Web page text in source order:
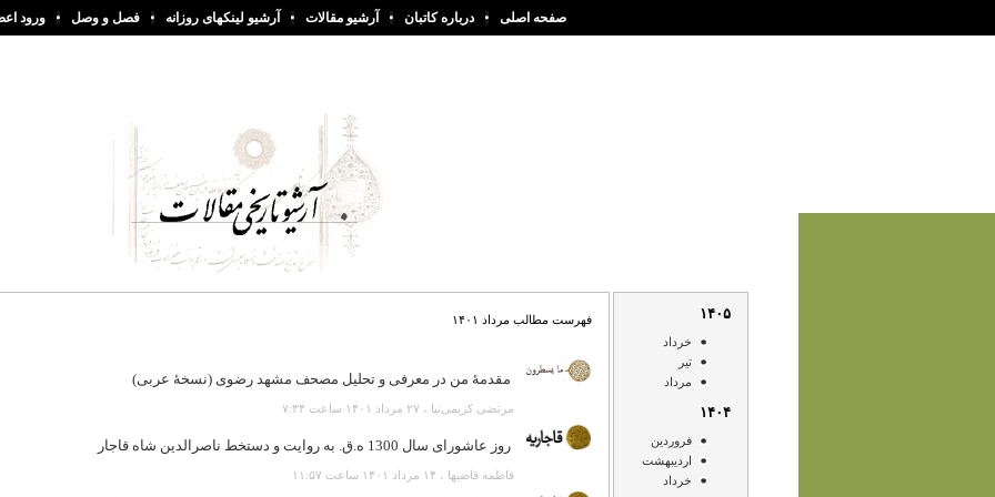
صفحه اصلی درباره کاتبان آرشیو مقالات آرشیو لینکهای روزانه فصل و وصل ورود
۱۴۰۵
خرداد
تير
مرداد
۱۴۰۴
فروردين
ارديبهشت
خرداد
فهرست مطالب مرداد ۱۴۰۱
مقدمۀ من در معرفی و تحلیل مصحف مشهد رضوی (نسخۀ عربی)
مرتضی کریمی‌نیا ، ۲۷ مرداد ۱۴۰۱ ساعت ۷:۳۴
روز عاشورای سال 1300 ه.ق. به روایت و دستخط ناصرالدین شاه قاجار
فاطمه قاضیها ، ۱۴ مرداد ۱۴۰۱ ساعت ۱۱:۵۷